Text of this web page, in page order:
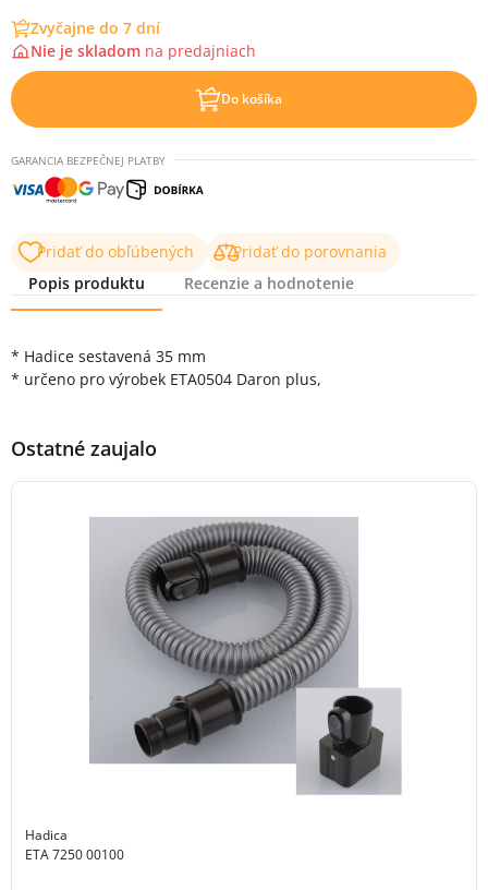
Zvyčajne do 7 dní
Nie je skladom na predajniach
Do košíka
GARANCIA BEZPEČNEJ PLATBY
Pridať do obľúbených
Pridať do porovnania
Popis produktu
Recenzie a hodnotenie
* Hadice sestavená 35 mm
* určeno pro výrobek ETA0504 Daron plus,
Ostatné zaujalo
Hadica
ETA 7250 00100